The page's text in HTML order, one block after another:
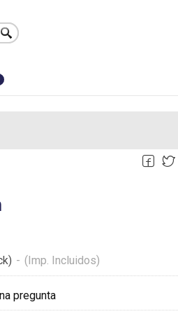
- (Imp. Incluidos)
pregunta